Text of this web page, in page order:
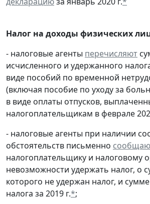
Налог на доходы физических
- налоговые агенты перечисляют
исчисленного и удержанного
виде пособий по временной
(включая пособие по уходу за
в виде оплаты отпусков,
налогоплательщикам в феврале
- налоговые агенты при наличии
обстоятельств письменно
налогоплательщику и налоговому
невозможности удержать налог, о
которого не удержан налог, и
налога за 2019 г.*;